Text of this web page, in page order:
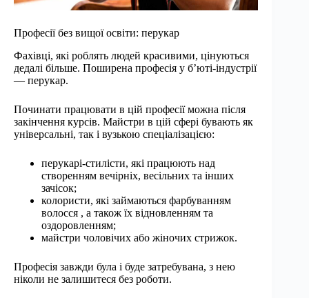
Професії без вищої освіти: перукар
Фахівці, які роблять людей красивими, цінуються
дедалі більше. Поширена професія у б’юті-індустрії
— перукар.
Починати працювати в цій професії можна після
закінчення курсів. Майстри в цій сфері бувають як
універсальні, так і вузькою спеціалізацією:
перукарі-стилісти, які працюють над
створенням вечірніх, весільних та інших
зачісок;
колористи, які займаються фарбуванням
волосся , а також їх відновленням та
оздоровленням;
майстри чоловічих або жіночих стрижок.
Професія завжди була і буде затребувана, з нею
ніколи не залишитеся без роботи.